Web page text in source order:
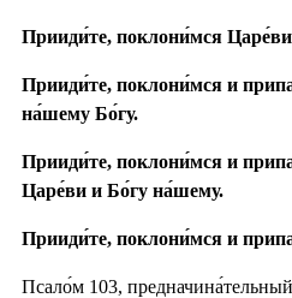
Прииди́те, поклони́мся
Прииди́те, поклони́мся и
на́шему Бо́гу.
Прииди́те, поклони́мся и
Царе́ви и Бо́гу на́шему.
Прииди́те, поклони́мся и
Псало́м 103,